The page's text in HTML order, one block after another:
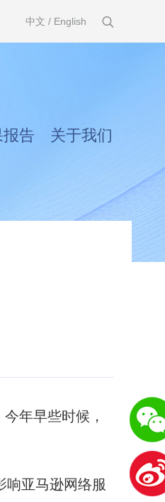
中文 / English
报告 关于我们
年早些时候，
亚马逊网络服